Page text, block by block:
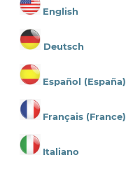
English
Deutsch
Español (España)
Français (France)
Italiano